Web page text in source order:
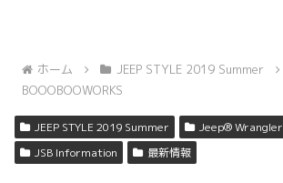
ホーム
JEEP STYLE 2019 Summer
BOOOBOOWORKS
JEEP STYLE 2019 Summer
Jeep® Wrangler
JSB Information
最新情報